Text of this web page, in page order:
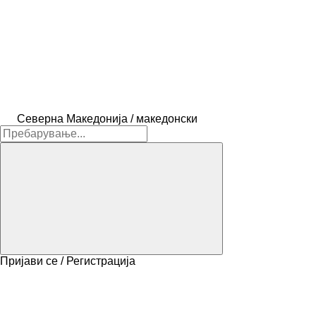
Северна Македонија / македонски
Пријави се / Регистрација